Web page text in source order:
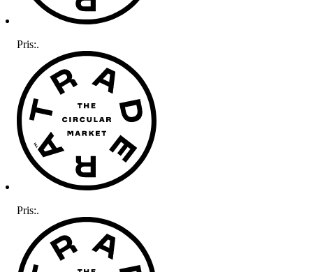
Pris:.
Pris:.